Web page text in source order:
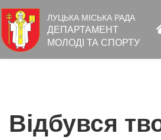
основного
вмісту
ЛУЦЬКА МІСЬКА РАДА
ДЕПАРТАМЕНТ
МОЛОДІ ТА СПОРТУ
Відбувся